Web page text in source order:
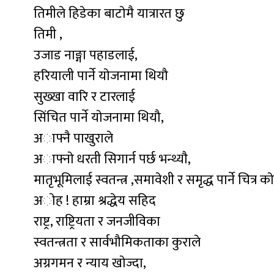
तिमीले हिडेका बाटाेमै यात्रारत छु
तिमी ,
उजाड नाङ्गा पहाडलाई,
हरियाली पार्ने याेजनामा थियौ
सुख्खा वारि र टारलाई
सिंचित पार्ने याेजनामा थियौ,
अाफ्नै पाखुराले
अाफ्नाे धरती सिगार्न पर्छ भन्थ्याै,
मातृभूमिलाई स्वतन्त्र ,समावेशी र समृद्ध पार्ने चित्र
अाेह ! हाम्रा श्रद्धेय सहिद
राष्ट्र, राष्ट्रियता र जनजीविका
स्वतन्त्रता र सार्वभौमिकताका कुराले
अग्रगमन र न्याय खाेज्दा,